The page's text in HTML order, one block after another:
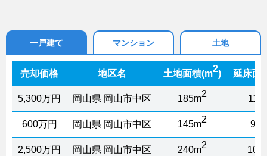
一戸建て マンション 土地
売却価格 地区名 土地面積(m2) 延床面
5,300万円 岡山県 岡山市中区 185m2
600万円 岡山県 岡山市中区 145m2
2,500万円 岡山県 岡山市中区 240m2